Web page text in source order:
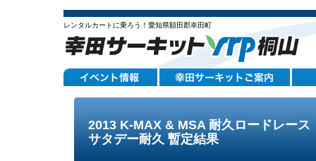
レンタルカートに乗ろう！愛知県額田郡幸田町
2013 K-MAX & MSA 耐久ロードレー
サタデー耐久 暫定結果